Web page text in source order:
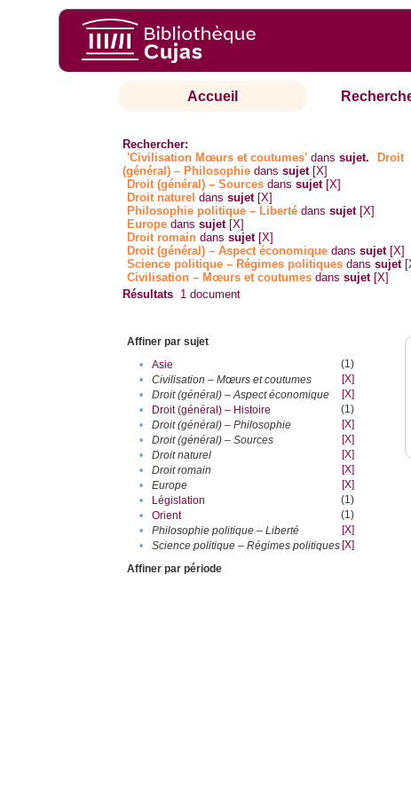
Accueil
Rechercher:
'Civilisation Mœurs et coutumes' danssujet.
Droit
(général) – Philosophie danssujet [X]
Droit (général) – Sources danssujet [X]
Droit naturel danssujet [X]
Philosophie politique – Liberté danssujet [X]
Europe danssujet [X]
Droit romain danssujet [X]
Droit (général) – Aspect économique danssujet [X]
Science politique – Régimes politiques danssujet
Civilisation – Mœurs et coutumes danssujet [X]
Résultats 1 document
Affiner par sujet
•
Asie
(1)
•
Civilisation – Mœurs et coutumes
[X]
•
Droit (général) – Aspect économique
[X]
•
Droit (général) – Histoire
(1)
•
Droit (général) – Philosophie
[X]
•
Droit (général) – Sources
[X]
•
Droit naturel
[X]
•
Droit romain
[X]
•
Europe
[X]
•
Législation
(1)
•
Orient
(1)
•
Philosophie politique – Liberté
[X]
•
Science politique – Régimes politiques [X]
Affiner par période